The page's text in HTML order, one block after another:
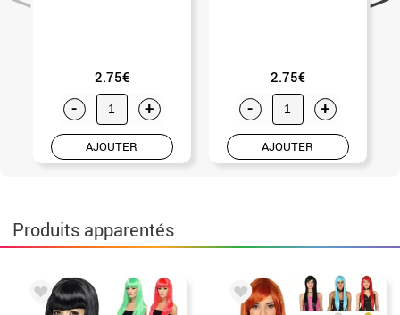
2.75€
- +
AJOUTER
2.75€
- +
AJOUTER
Produits apparentés